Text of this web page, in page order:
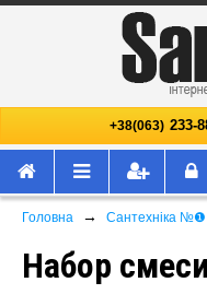
+38(063) 233-
Головна → Сантехніка №❶
Набор